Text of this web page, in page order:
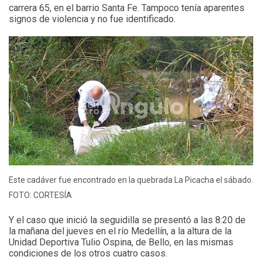
carrera 65, en el barrio Santa Fe. Tampoco tenía aparentes
signos de violencia y no fue identificado.
Este cadáver fue encontrado en la quebrada La Picacha el sábado.
FOTO: CORTESÍA
Y el caso que inició la seguidilla se presentó a las 8:20 de
la mañana del jueves en el río Medellín, a la altura de la
Unidad Deportiva Tulio Ospina, de Bello, en las mismas
condiciones de los otros cuatro casos.